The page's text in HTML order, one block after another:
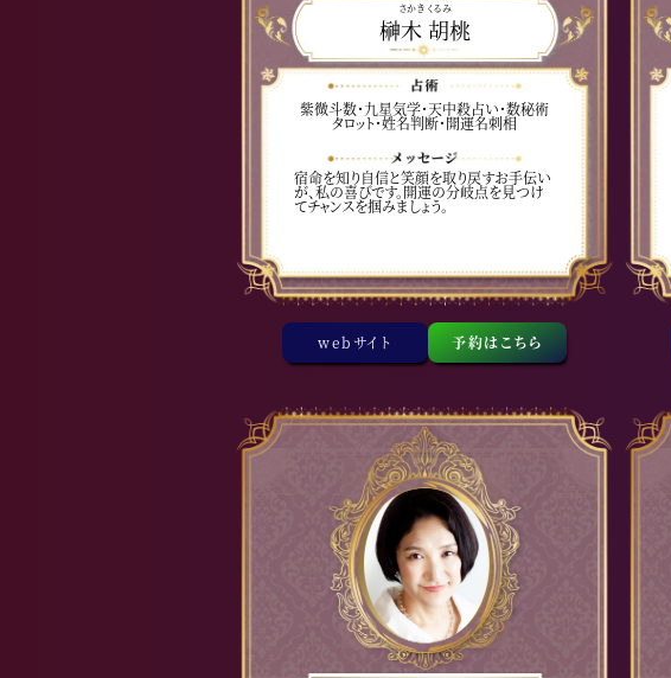
さかき くるみ
榊木 胡桃
紫微斗数・九星気学・天中殺占い・数秘術
タロット・姓名判断・開運名刺相
宿命を知り自信と笑顔を取り戻すお手伝い
が、私の喜びです。開運の分岐点を見つけ
てチャンスを掴みましょう。
webサイト 予約はこちら